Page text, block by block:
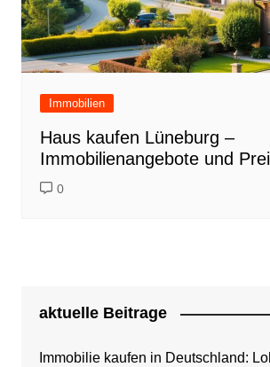
Immobilien
Haus kaufen Lüneburg –
Immobilienangebote und
0
aktuelle Beitrage
Immobilie kaufen in Deutschland: